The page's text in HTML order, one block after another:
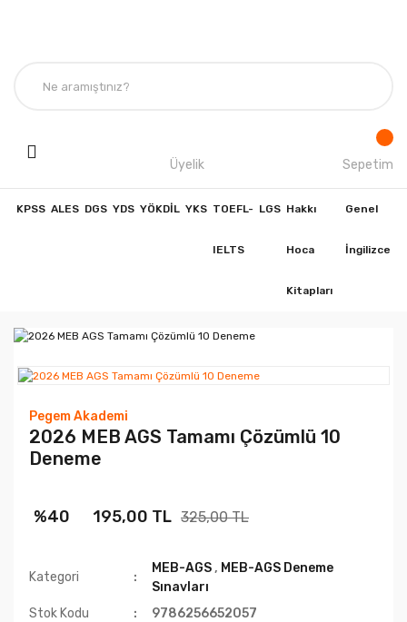
Üyelik Sepetim
KPSS ALES DGS YDS YÖKDİL YKS TOEFL-
IELTS
LGS Hakkı
Hoca
Kitapları
Genel
İngilizce
Pegem Akademi
2026 MEB AGS Tamamı Çözümlü 10
Deneme
%40 195,00 TL 325,00 TL
Kategori
MEB-AGS, MEB-AGS Deneme
Sınavları
Stok Kodu
9786256652057